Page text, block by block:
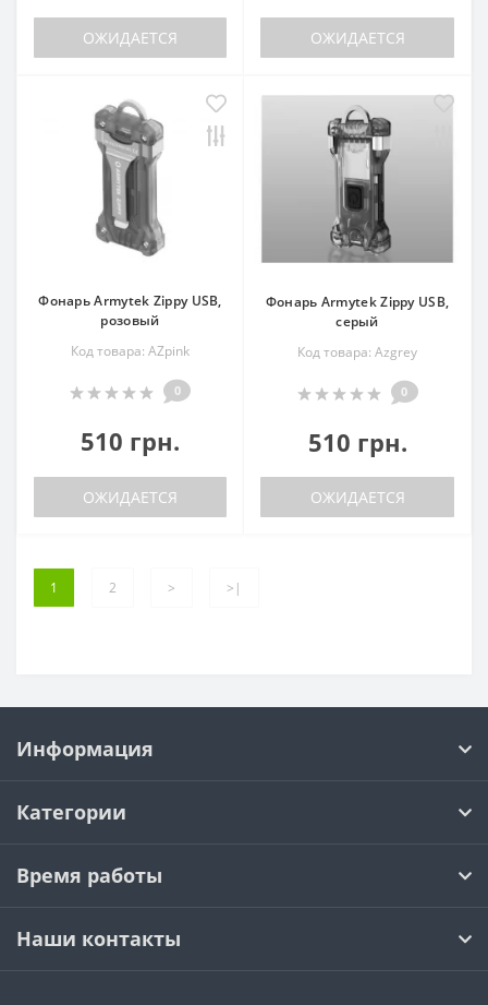
ОЖИДАЕТСЯ ОЖИДАЕТСЯ
Фонарь Armytek Zippy USB,
розовый
Код товара: AZpink
0
510 грн.
ОЖИДАЕТСЯ
Фонарь Armytek Zippy USB,
серый
Код товара: Azgrey
0
510 грн.
ОЖИДАЕТСЯ
1 2 > >|
Информация
Категории
Время работы
Наши контакты